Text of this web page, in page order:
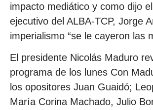
impacto mediático y como dijo
ejecutivo del ALBA-TCP, Jorge
imperialismo “se le cayeron las
El presidente Nicolás Maduro
programa de los lunes Con
los opositores Juan Guaidó;
María Corina Machado, Julio